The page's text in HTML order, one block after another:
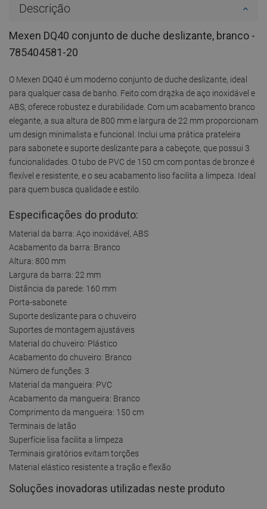
Descrição
Mexen DQ40 conjunto de duche deslizante, branco -
785404581-20
O Mexen DQ40 é um moderno conjunto de duche deslizante, ideal
para qualquer casa de banho. Feito com drążka de aço inoxidável e
ABS, oferece robustez e durabilidade. Com um acabamento branco
elegante, a sua altura de 800 mm e largura de 22 mm proporcionam
um design minimalista e funcional. Inclui uma prática prateleira
para sabonete e suporte deslizante para a cabeçote, que possui 3
funcionalidades. O tubo de PVC de 150 cm com pontas de bronze é
flexível e resistente, e o seu acabamento liso facilita a limpeza. Ideal
para quem busca qualidade e estilo.
Especificações do produto:
Material da barra: Aço inoxidável, ABS
Acabamento da barra: Branco
Altura: 800 mm
Largura da barra: 22 mm
Distância da parede: 160 mm
Porta-sabonete
Suporte deslizante para o chuveiro
Suportes de montagem ajustáveis
Material do chuveiro: Plástico
Acabamento do chuveiro: Branco
Número de funções: 3
Material da mangueira: PVC
Acabamento da mangueira: Branco
Comprimento da mangueira: 150 cm
Terminais de latão
Superfície lisa facilita a limpeza
Terminais giratórios evitam torções
Material elástico resistente a tração e flexão
Soluções inovadoras utilizadas neste produto